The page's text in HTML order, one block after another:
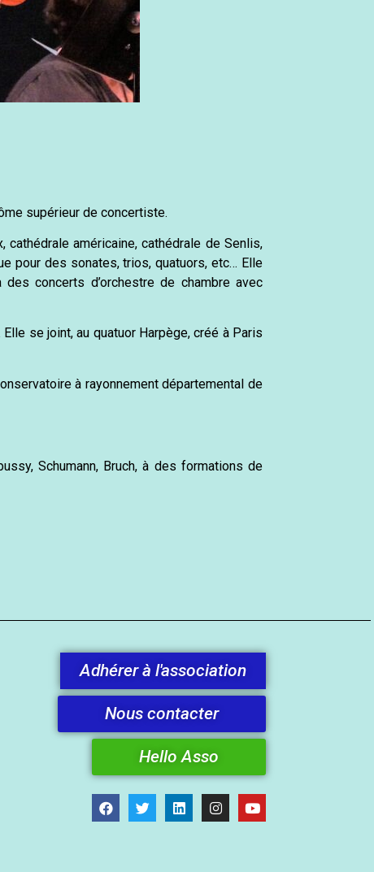
supérieur de concertiste.
américaine, cathédrale de Senlis,
pour des sonates, trios, quatuors, etc… Elle
concerts d’orchestre de chambre avec
se joint, au quatuor Harpège, créé à Paris
à rayonnement départemental de
Schumann, Bruch, à des formations de
Adhérer à l'association
Nous contacter
Hello Asso